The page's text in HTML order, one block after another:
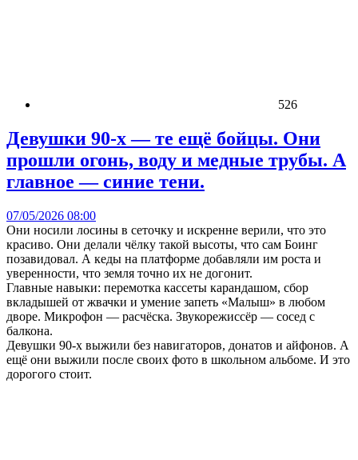
526
Девушки 90-х — те ещё бойцы. Они
прошли огонь, воду и медные трубы. А
главное — синие тени.
07/05/2026 08:00
Они носили лосины в сеточку и искренне верили, что это
красиво. Они делали чёлку такой высоты, что сам Боинг
позавидовал. А кеды на платформе добавляли им роста и
уверенности, что земля точно их не догонит.
Главные навыки: перемотка кассеты карандашом, сбор
вкладышей от жвачки и умение запеть «Малыш» в любом
дворе. Микрофон — расчёска. Звукорежиссёр — сосед с
балкона.
Девушки 90-х выжили без навигаторов, донатов и айфонов. А
ещё они выжили после своих фото в школьном альбоме. И это
дорогого стоит.